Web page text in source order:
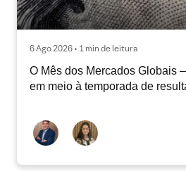
6 Ago 2026 • 1 min de leitura
O Mês dos Mercados Globais
em meio à temporada de